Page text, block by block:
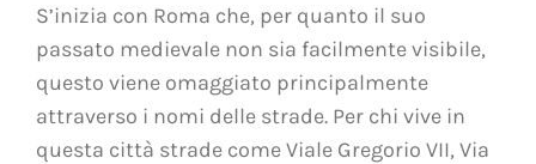
S’inizia con Roma che, per quanto il suo
passato medievale non sia facilmente visibile,
questo viene omaggiato principalmente
attraverso i nomi delle strade. Per chi vive in
questa città strade come Viale Gregorio VII, Via